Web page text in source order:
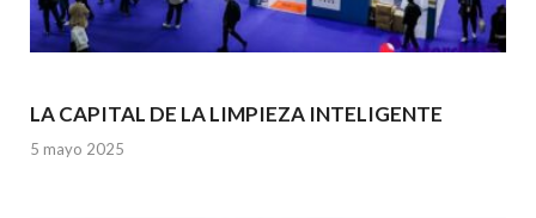
LA CAPITAL DE LA LIMPIEZA INTELIGENTE
5 mayo 2025